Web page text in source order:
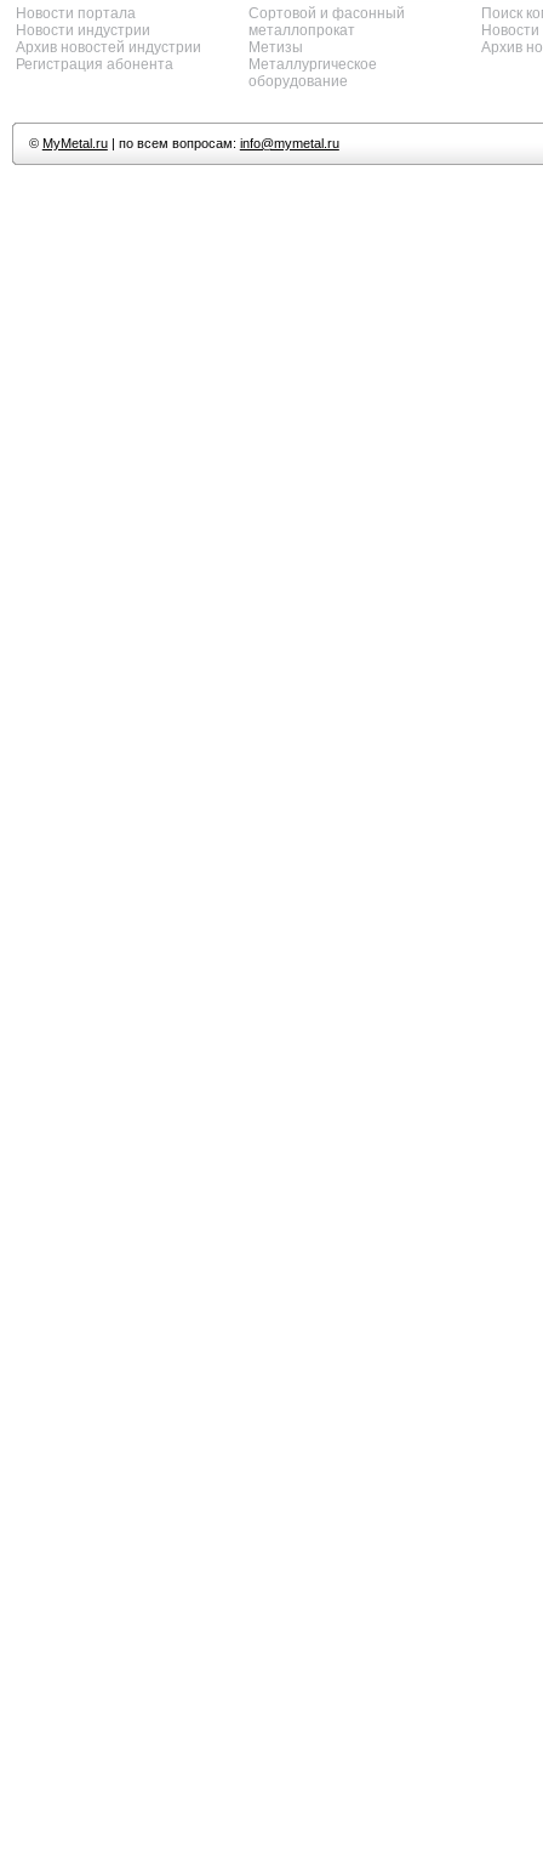
Новости портала
Новости индустрии
Архив новостей индустрии
Регистрация абонента
Сортовой и фасонный
металлопрокат
Метизы
Металлургическое
оборудование
Поиск
Архив
© MyMetal.ru| по всем вопросам: info@mymetal.ru